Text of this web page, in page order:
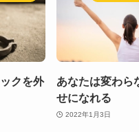
クを外
あなたは変わら
せになれる
2022年1月3日